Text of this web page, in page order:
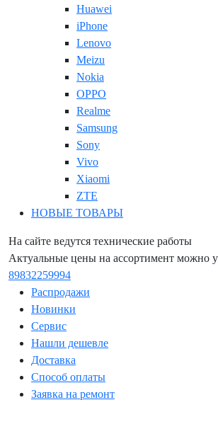
Huawei
iPhone
Lenovo
Meizu
Nokia
OPPO
Realme
Samsung
Sony
Vivo
Xiaomi
ZTE
НОВЫЕ ТОВАРЫ
На сайте ведутся технические работы
Актуальные цены на ассортимент можно
89832259994
Распродажи
Новинки
Сервис
Нашли дешевле
Доставка
Способ оплаты
Заявка на ремонт